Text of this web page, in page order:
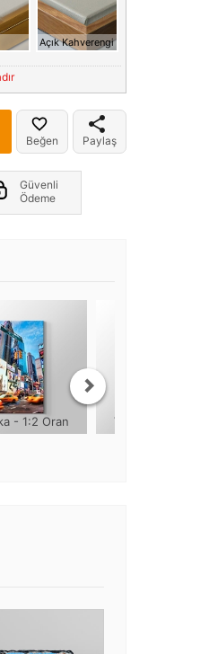
Açık Kahverengi
Beğen Paylaş
Güvenli
Ödeme
- 1:2 Oran Vertika - 1:3